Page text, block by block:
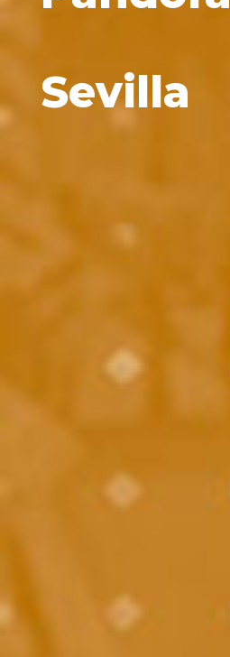
Sevilla